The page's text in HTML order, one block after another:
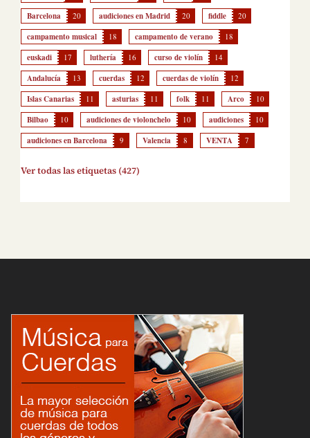
Barcelona 20 audiciones en Madrid 20 fiddle 20
campamento musical 18 campamento de verano 18
euskadi 17 luthería 16 curso de violín 14
Andalucía 13 cuerdas 12 cuerdas de violín 12
Islas Canarias 11 asturias 11 folk 11 Arco 10
Bilbao 10 audiciones de violonchelo 10 audiciones 10
audiciones en Barcelona 9 Valencia 8 VENTA 7
Ver todas las etiquetas (427)